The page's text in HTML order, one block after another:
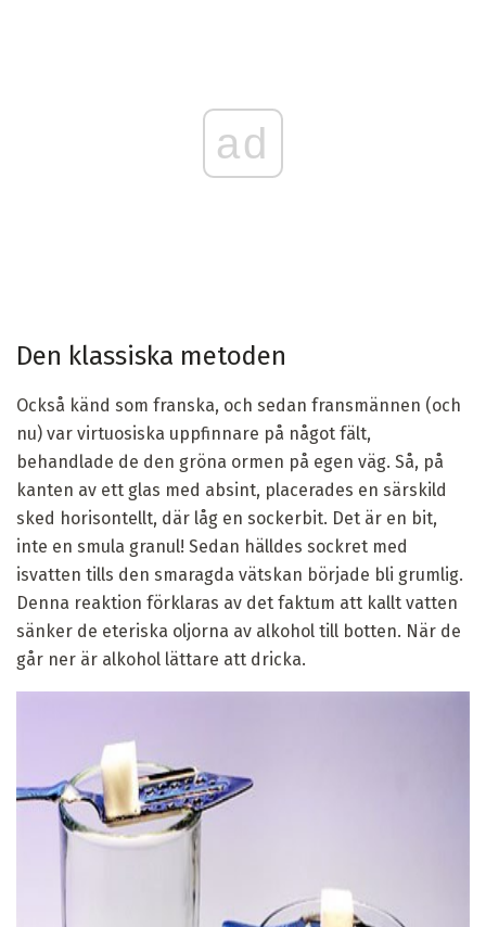
ad
Den klassiska metoden
Också känd som franska, och sedan fransmännen (och
nu) var virtuosiska uppfinnare på något fält,
behandlade de den gröna ormen på egen väg. Så, på
kanten av ett glas med absint, placerades en särskild
sked horisontellt, där låg en sockerbit. Det är en bit,
inte en smula granul! Sedan hälldes sockret med
isvatten tills den smaragda vätskan började bli grumlig.
Denna reaktion förklaras av det faktum att kallt vatten
sänker de eteriska oljorna av alkohol till botten. När de
går ner är alkohol lättare att dricka.